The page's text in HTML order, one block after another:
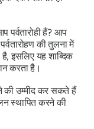
पर्वतारोही हैं? आप
की तुलना में
इसलिए यह शाब्दिक
करता है।
की उम्मीद कर सकते हैं
स्थापित करने की